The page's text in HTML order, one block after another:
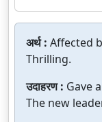
अर्थ : Affected
Thrilling.
उदाहरण : Gave
The new